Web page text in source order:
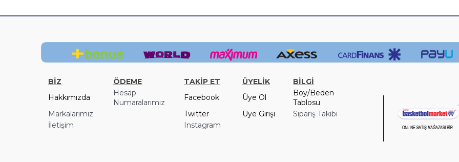
BİZ ÖDEME TAKİP ET ÜYELİK
BİLGİ
Hakkımızda
Hesap
Numaralarımız
Facebook Üye Ol
Boy/Beden
Tablosu
Markalarımız
Twitter Üye Girişi
Sipariş Takibi
İletişim
Instagram